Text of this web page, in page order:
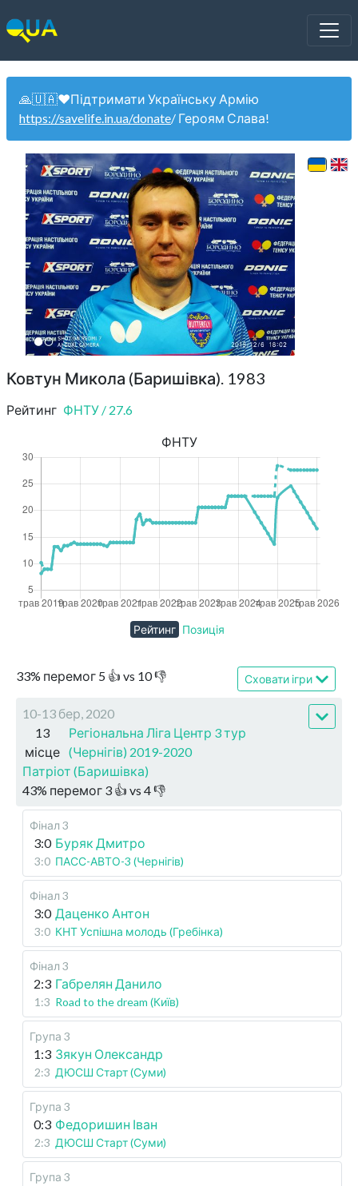
🙏🇺🇦❤️Підтримати Українську Армію
https://savelife.in.ua/donate/ Героям Слава!
Ковтун Микола (Баришівка). 1983
Рейтинг ФНТУ / 27.6
33% перемог 5 👍 vs 10👎 Сховати ігри
10-13 бер, 2020
13
місце
Регіональна Ліга Центр 3 тур
(Чернігів) 2019-2020
Патріот (Баришівка)
43% перемог 3 👍 vs 4👎
Фінал 3
3:0 Буряк Дмитро
3:0 ПАСС-АВТО-3 (Чернігів)
Фінал 3
3:0 Даценко Антон
3:0 КНТ Успішна молодь (Гребінка)
Фінал 3
2:3 Габрелян Данило
1:3 Road to the dream (Київ)
Група 3
1:3 Зякун Олександр
2:3 ДЮСШ Старт (Суми)
Група 3
0:3 Федоришин Іван
2:3 ДЮСШ Старт (Суми)
Група 3
ФНТУ
Рейтинг Позиція